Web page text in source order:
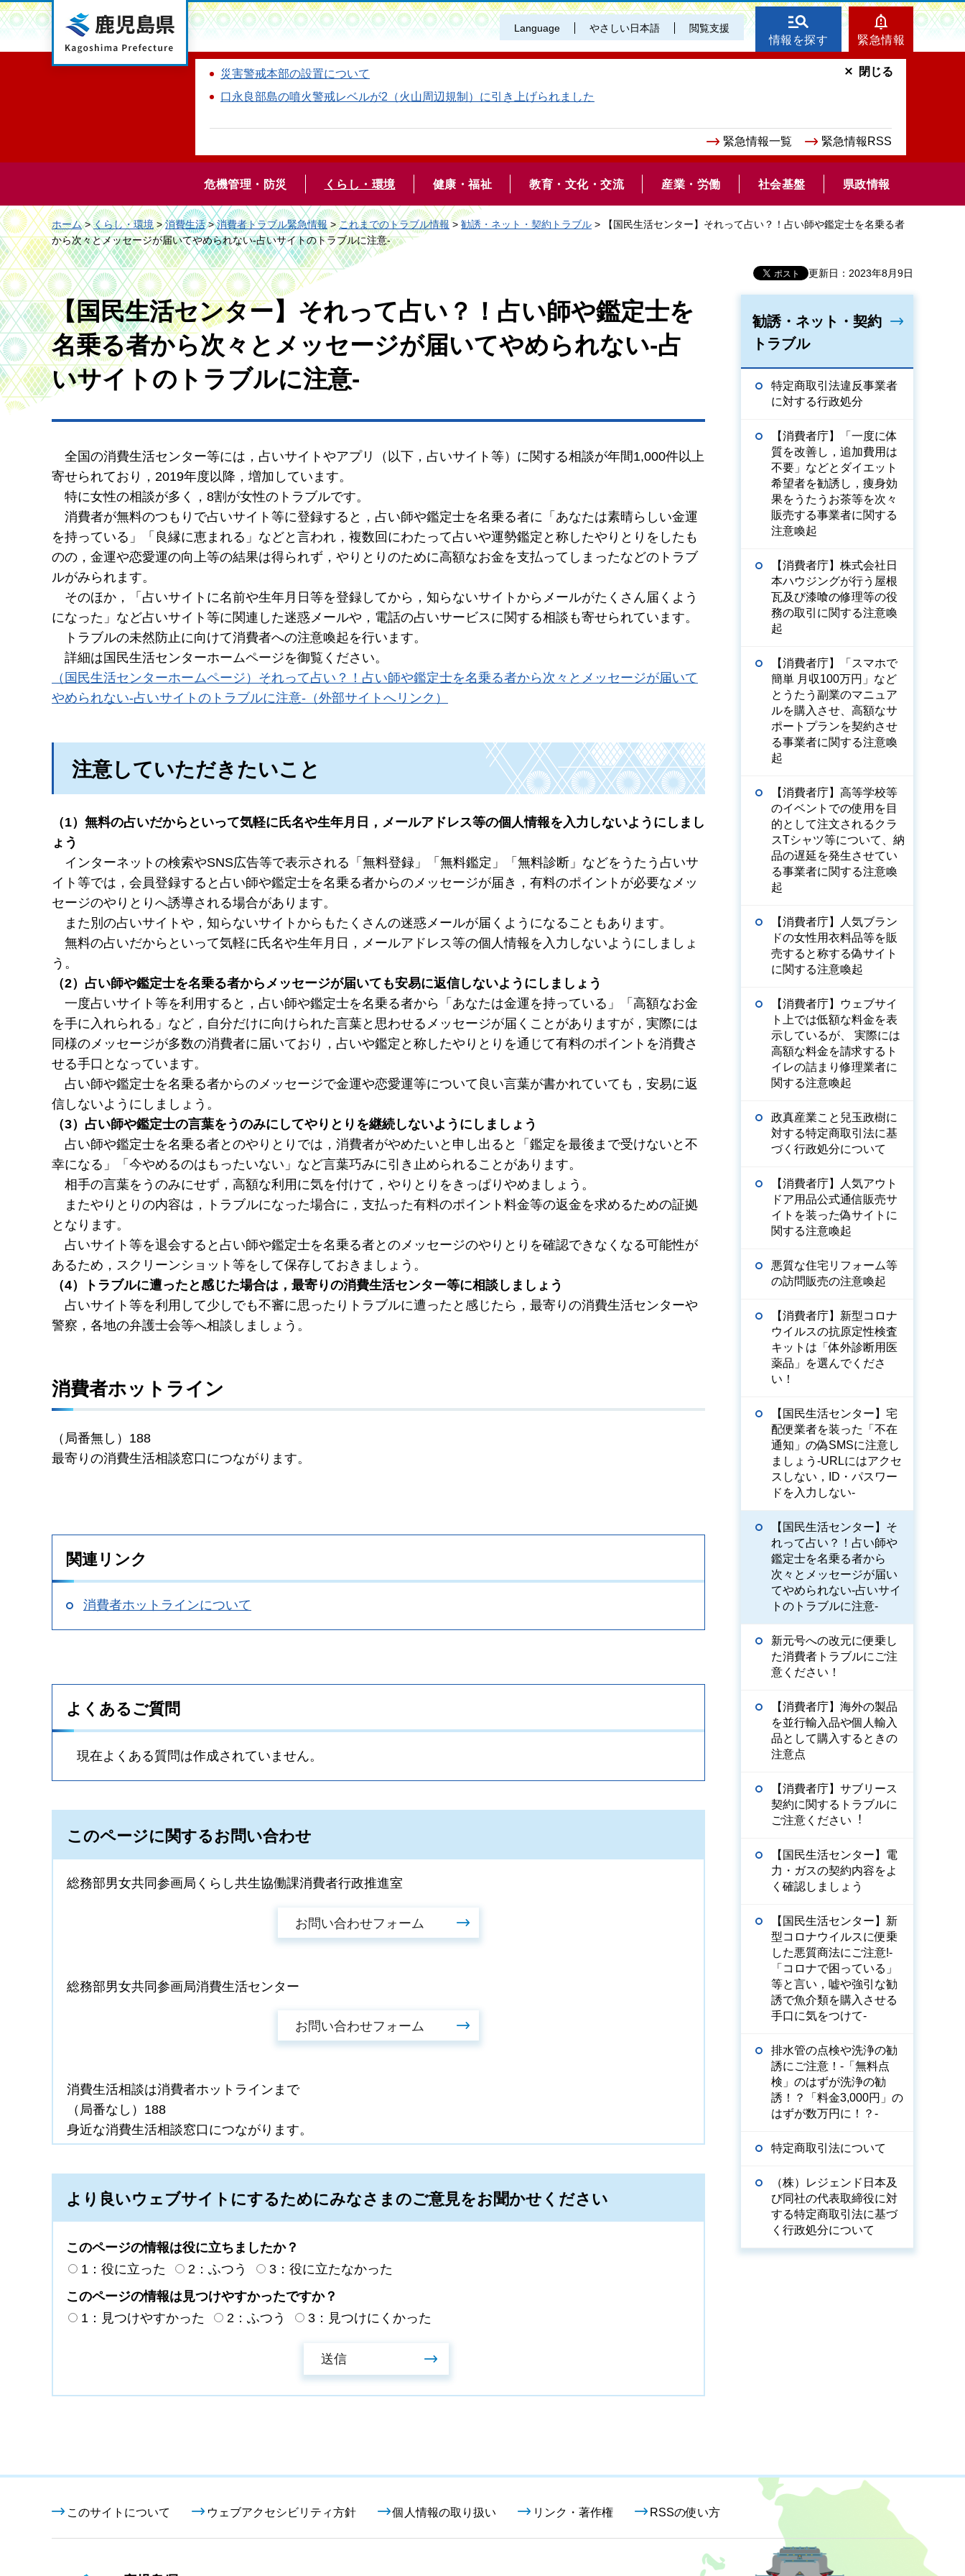
鹿児島県 Language やさしい日本語 閲覧支援
情報を探す 緊急情報
災害警戒本部の設置について
口永良部島の噴火警戒レベルが2（火山周辺規制）に引き上げられました
緊急情報一覧 緊急情報RSS
閉じる
危機管理・防災 くらし・環境 健康・福祉 教育・文化・交流 産業・労働 社会基盤 県政情報
ホーム>くらし・環境>消費生活>消費者トラブル緊急情報>これまでのトラブル情報> 勧誘・ネット・契約トラブル > 【国民生活センター】それって占い？！占い師や鑑定士を名乗る者
から次々とメッセージが届いてやめられない-占いサイトのトラブルに注意-
更新日：2023年8月9日
【国民生活センター】それって占い？！占い師や鑑定士を
名乗る者から次々とメッセージが届いてやめられない-占
いサイトのトラブルに注意-
全国の消費生活センター等には，占いサイトやアプリ（以下，占いサイト等）に関する相談が年間1,000件以上
寄せられており，2019年度以降，増加しています。
特に女性の相談が多く，8割が女性のトラブルです。
消費者が無料のつもりで占いサイト等に登録すると，占い師や鑑定士を名乗る者に「あなたは素晴らしい金運
を持っている」「良縁に恵まれる」などと言われ，複数回にわたって占いや運勢鑑定と称したやりとりをしたも
のの，金運や恋愛運の向上等の結果は得られず，やりとりのために高額なお金を支払ってしまったなどのトラブ
ルがみられます。
そのほか，「占いサイトに名前や生年月日等を登録してから，知らないサイトからメールがたくさん届くよう
になった」など占いサイト等に関連した迷惑メールや，電話の占いサービスに関する相談も寄せられています。
トラブルの未然防止に向けて消費者への注意喚起を行います。
詳細は国民生活センターホームページを御覧ください。
（国民生活センターホームページ）それって占い？！占い師や鑑定士を名乗る者から次々とメッセージが届いて
やめられない-占いサイトのトラブルに注意-（外部サイトへリンク）
注意していただきたいこと
（1）無料の占いだからといって気軽に氏名や生年月日，メールアドレス等の個人情報を入力しないようにしまし
ょう
インターネット の検索やSNS広告等で表示される「無料登録」「無料鑑定」「無料診断」などをうたう占いサ
イト等では，会員登録すると占い師や鑑定士を名乗る者からのメッセージが届き，有料のポイントが必要なメッ
セージのやりとりへ誘導される場合があります。
また別 の占いサイトや，知らないサイトからもたくさんの迷惑メールが届くようになることもあります。
無料の占いだからといって気軽に氏名や生年月日，メールアドレス等の個人情報を入力しないようにしましょ
う。
（2）占い師や鑑定士を名乗る者からメッセージが届いても安易に返信しないようにしましょう
一度占いサイト等を利用すると，占い師や鑑定士を名乗る者から「あなたは金運を持っている」「高額なお金
を手に入れられる」など，自分だけに向けられた言葉と思わせるメッセージが届くことがありますが，実際には
同様のメッセージが多数の消費者に届いており，占いや鑑定と称したやりとりを通じて有料のポイントを消費さ
せる手口となっています。
占い師や鑑定士を名乗る者からのメッセージで金運や恋愛運等について良い言葉が書かれていても，安易に返
信しないようにしましょう。
（3）占い師や鑑定士の言葉をうのみにしてやりとりを継続しないようにしましょう
占い師や鑑定士を名乗る者とのやりとりでは，消費者がやめたいと申し出ると「鑑定を最後まで受けないと不
幸になる」「今やめるのはもったいない」など言葉巧みに引き止められることがあります。
相手の言葉をうのみにせず，高額な利用に気を付けて，やりとりをきっぱりやめましょう。
またやりとりの内容は，トラブルになった場合に，支払った有料のポイント料金等の返金を求めるための証拠
となります。
占いサイト等を退会すると占い師や鑑定士を名乗る者とのメッセージのやりとりを確認できなくなる可能性が
あるため，スクリーンショット等をして保存しておきましょう。
（4）トラブルに遭ったと感じた場合は，最寄りの消費生活センター等に相談しましょう
占いサイト 等を利用して少しでも不審に思ったりトラブルに遭ったと感じたら，最寄りの消費生活センターや
警察，各地の弁護士会等へ相談しましょう。
消費者ホットライン
（局番無し）188
最寄りの消費生活相談窓口につながります。
関連リンク
消費者ホットラインについて
よくあるご質問
現在よくある質問は作成されていません。
このページに関するお問い合わせ
総務部男女共同参画局くらし共生協働課消費者行政推進室
総務部男女共同参画局消費生活センター
消費生活相談は消費者ホットラインまで
（局番なし）188
身近な消費生活相談窓口につながります。
より良いウェブサイトにするためにみなさまのご意見をお聞かせください
このページの情報は役に立ちましたか？
1：役に立った
2：ふつう
3：役に立たなかった
このページの情報は見つけやすかったですか？
1：見つけやすかった
2：ふつう 3：見つけにくかった
勧誘・ネット・契約
トラブル
特定商取引法違反事業者
に対する行政処分
【消費者庁】「一度に体
質を改善し，追加費用は
不要」などとダイエット
希望者を勧誘し，痩身効
果をうたうお茶等を次々
販売する事業者に関する
注意喚起
【消費者庁】株式会社日
本ハウジングが行う屋根
瓦及び漆喰の修理等の役
務の取引に関する注意喚
起
【消費者庁】「スマホで
簡単 月収100万円」など
とうたう副業のマニュア
ルを購入させ、高額なサ
ポートプランを契約させ
る事業者に関する注意喚
起
【消費者庁】高等学校等
のイベントでの使用を目
的として注文されるクラ
スTシャツ等について、納
品の遅延を発生させてい
る事業者に関する注意喚
起
【消費者庁】人気ブラン
ドの女性用衣料品等を販
売すると称する偽サイト
に関する注意喚起
【消費者庁】ウェブサイ
ト上では低額な料金を表
示しているが、 実際には
高額な料金を請求するト
イレの詰まり修理業者に
関する注意喚起
政真産業こと兒玉政樹に
対する特定商取引法に基
づく行政処分について
【消費者庁】人気アウト
ドア用品公式通信販売サ
イトを装った偽サイトに
関する注意喚起
悪質な住宅リフォーム等
の訪問販売の注意喚起
【消費者庁】新型コロナ
ウイルスの抗原定性検査
キットは「体外診断用医
薬品」を選んでくださ
い！
【国民生活センター】宅
配便業者を装った「不在
通知」の偽SMSに注意し
ましょう-URLにはアクセ
スしない，ID・パスワー
ドを入力しない-
【国民生活センター】そ
れって占い？！占い師や
鑑定士を名乗る者から
次々とメッセージが届い
てやめられない-占いサイ
トのトラブルに注意-
新元号への改元に便乗し
た消費者トラブルにご注
意ください！
【消費者庁】海外の製品
を並行輸入品や個人輸入
品として購入するときの
注意点
【消費者庁】サブリース
契約に関するトラブルに
ご注意ください︕
【国民生活センター】電
力・ガスの契約内容をよ
く確認しましょう
【国民生活センター】新
型コロナウイルスに便乗
した悪質商法にご注意!-
「コロナで困っている」
等と言い，嘘や強引な勧
誘で魚介類を購入させる
手口に気をつけて-
排水管の点検や洗浄の勧
誘にご注意！-「無料点
検」のはずが洗浄の勧
誘！？「料金3,000円」の
はずが数万円に！？-
特定商取引法について
（株）レジェンド日本及
び同社の代表取締役に対
する特定商取引法に基づ
く行政処分について
このサイトについて ウェブアクセシビリティ方針 個人情報の取り扱い リンク・著作権 RSSの使い方